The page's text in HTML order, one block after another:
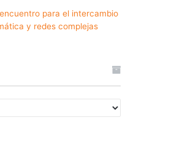
para el intercambio
y redes complejas